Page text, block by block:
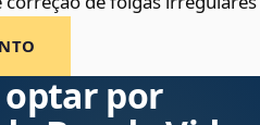
optar por